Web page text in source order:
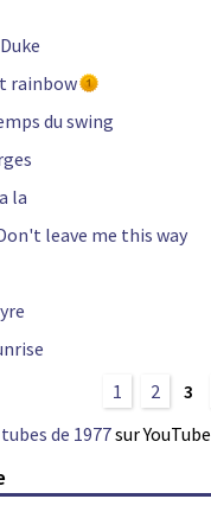
rainbow
du swing
la
leave me this way
1
2 3
tubes de 1977sur YouTube